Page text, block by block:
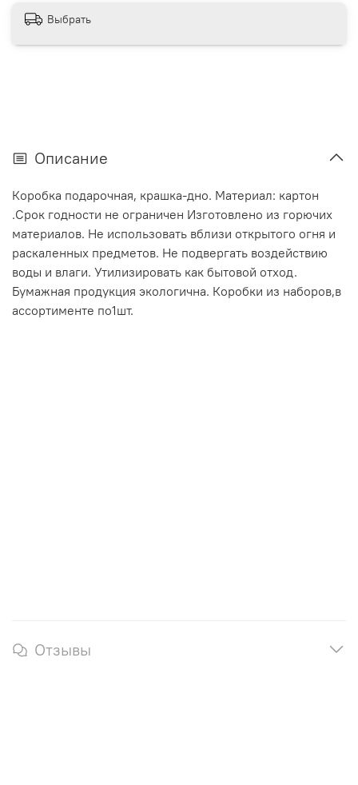
Выбрать
Описание
Коробка подарочная, крашка-дно. Материал: картон
.Срок годности не ограничен Изготовлено из горючих
материалов. Не использовать вблизи открытого огня и
раскаленных предметов. Не подвергать воздействию
воды и влаги. Утилизировать как бытовой отход.
Бумажная продукция экологична. Коробки из наборов,в
ассортименте по1шт.
Отзывы